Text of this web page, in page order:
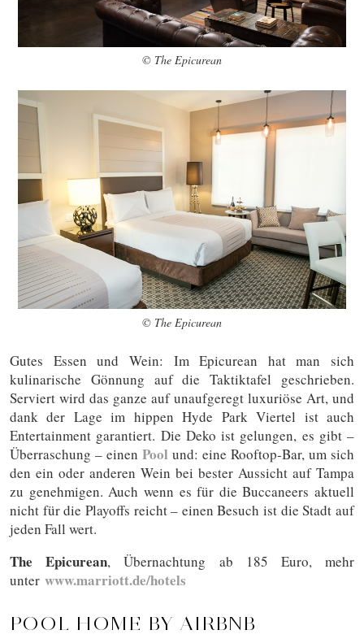
© The Epicurean
© The Epicurean
Gutes Essen und Wein: Im Epicurean hat man sich
kulinarische Gönnung auf die Taktiktafel geschrieben.
Serviert wird das ganze auf unaufgeregt luxuriöse Art, und
dank der Lage im hippen Hyde Park Viertel ist auch
Entertainment garantiert. Die Deko ist gelungen, es gibt –
Überraschung – einen Pool und: eine Rooftop-Bar, um sich
den ein oder anderen Wein bei bester Aussicht auf Tampa
zu genehmigen. Auch wenn es für die Buccaneers aktuell
nicht für die Playoffs reicht – einen Besuch ist die Stadt auf
jeden Fall wert.
The Epicurean, Übernachtung ab 185 Euro, mehr
unter www.marriott.de/hotels
POOL HOME BY AIRBNB